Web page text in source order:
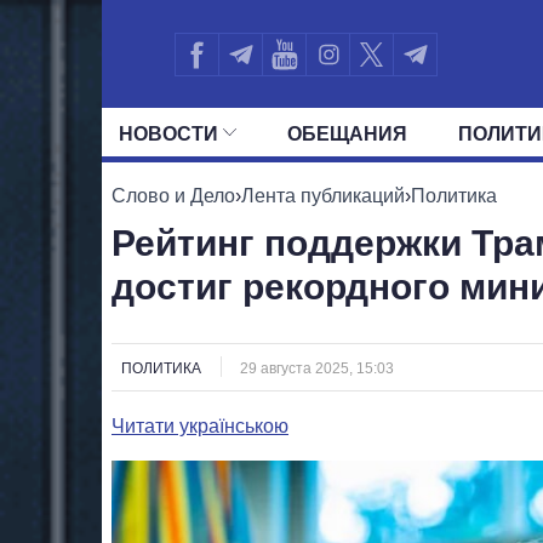
НОВОСТИ ОБЕЩАНИЯ
ВСЕ ПОЛИТИКИ ПРЕЗИДЕНТ И
Слово и Дело›Лента публикаций›Политика
Рейтинг поддержки
достиг рекордного
ПОЛИТИКА 29 августа 2025, 15:03
Читати українською